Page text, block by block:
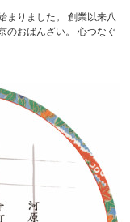
まりました。 創業以来八
のおばんざい。 心つなぐ